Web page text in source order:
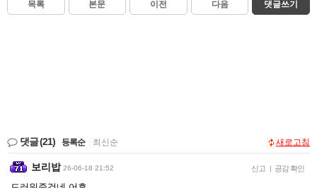
목록 본문 이전 다음 댓글쓰기
댓글(21) 등록순 최신순 새로고침
보리밥 26-06-18 21:52 신고 | 공감 확인